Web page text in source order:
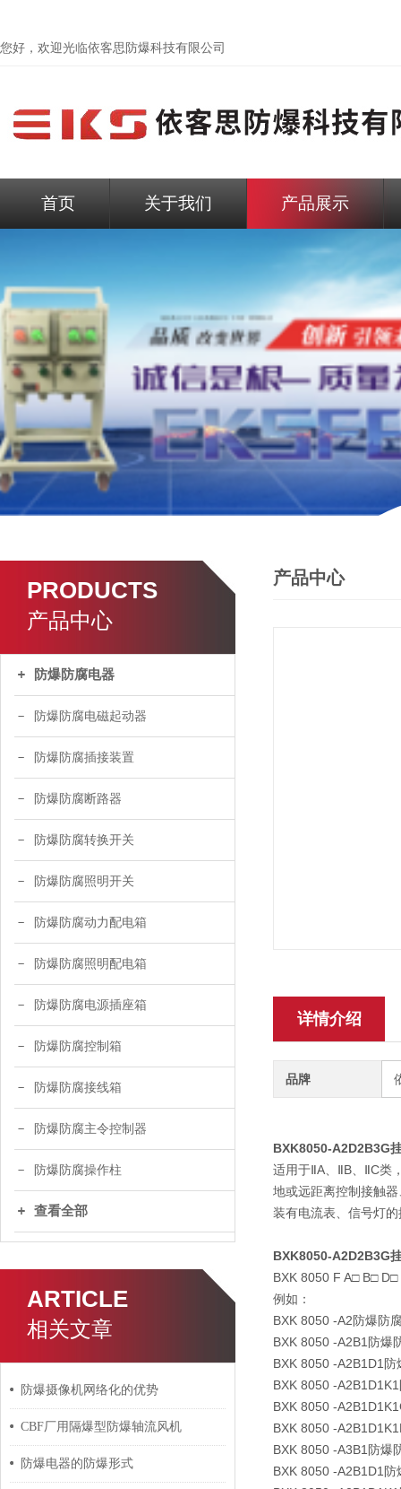
您好，欢迎光临依客思防爆科技有限公司
首页 关于我们 产品展示
PRODUCTS
产品中心
防爆防腐电器
防爆防腐电磁起动器
防爆防腐插接装置
防爆防腐断路器
防爆防腐转换开关
防爆防腐照明开关
防爆防腐动力配电箱
防爆防腐照明配电箱
防爆防腐电源插座箱
防爆防腐控制箱
防爆防腐接线箱
防爆防腐主令控制器
防爆防腐操作柱
查看全部
ARTICLE
相关文章
防爆摄像机网络化的优势
CBF厂用隔爆型防爆轴流风机
防爆电器的防爆形式
产品中心
详情介绍
品牌
BXK8050-A2D2B3G
适用于ⅡA、ⅡB、ⅡC类
地或远距离控制接触
装有电流表、信号灯
BXK8050-A2D2B3G
BXK 8050 F A□ B□
例如：
BXK 8050 -A2防爆防
BXK 8050 -A2B1防爆
BXK 8050 -A2B1D1防
BXK 8050 -
BXK 8050 -
BXK 8050 -
BXK 8050 -A3B1防爆
BXK 8050 -A2B1D1防